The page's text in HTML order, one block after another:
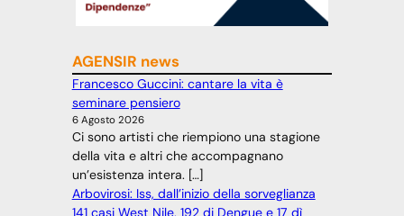
AGENSIR news
Francesco Guccini: cantare la vita è
seminare pensiero
6 Agosto 2026
Ci sono artisti che riempiono una stagione
della vita e altri che accompagnano
un’esistenza intera. […]
Arbovirosi: Iss, dall’inizio della sorveglianza
141 casi West Nile, 192 di Dengue e 17 dì